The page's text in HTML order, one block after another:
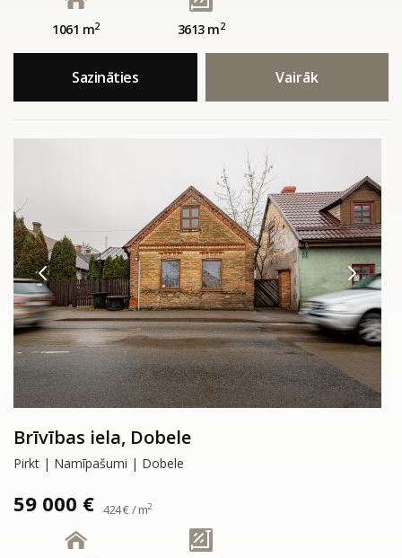
1061 m2 3613 m2
Sazināties Vairāk
Brīvības iela, Dobele
Pirkt | Namīpašumi | Dobele
59 000 € 424 € / m2